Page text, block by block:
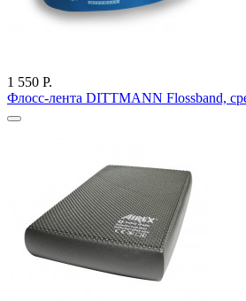
1 550 Р.
Флосс-лента DITTMANN Flossband,